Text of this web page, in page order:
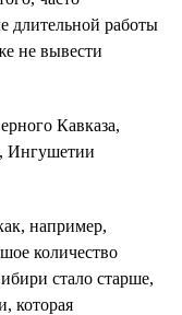
длительной работы
не вывести
Кавказа,
Ингушетии
например,
количество
стало старше,
которая